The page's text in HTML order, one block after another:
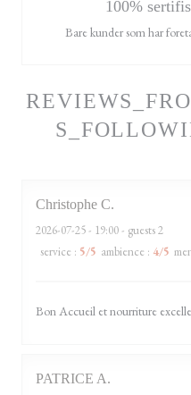
Christophe C
2026-07-25- 19:00 - guests 2
service : 5/5 ambience : 4/5
Bon Accueil et nourriture
PATRICE A
100%
Bare kunder som har